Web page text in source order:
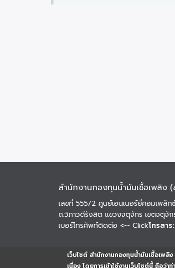
เว็บไซต์ สำนักงานกองทุนน้ำมันเชื้อเพลิ
เนื่อง โดยการเข้าใช้งานเว็บไซต์นี้ ถือ
สำนักงานกองทุนน้ำมันเชื้อเพลิง
เลขที่ 555/2 ศูนย์เอนเนอร์ยี่คอมเพล็ก
ถ.วิภาวดีรังสิต แขวงจตุจักร เขตจตุจั
เบอร์โทรศัพท์ติดต่อ <-- Clickโทรสาร: